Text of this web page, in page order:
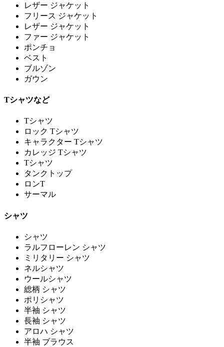
レザー ジャケット
フリース ジャケット
レザー ジャケット
ファー ジャケット
ポンチョ
ベスト
ブルゾン
ガウン
Tシャツなど
Tシャツ
ロック Tシャツ
キャラクター Tシャツ
カレッジ Tシャツ
Tシャツ
タンクトップ
ロンT
サーマル
シャツ
シャツ
ラルフローレン シャツ
ミリタリー シャツ
ネルシャツ
ウールシャツ
総柄 シャツ
ポリシャツ
半袖 シャツ
長袖 シャツ
アロハ シャツ
半袖 ブラウス